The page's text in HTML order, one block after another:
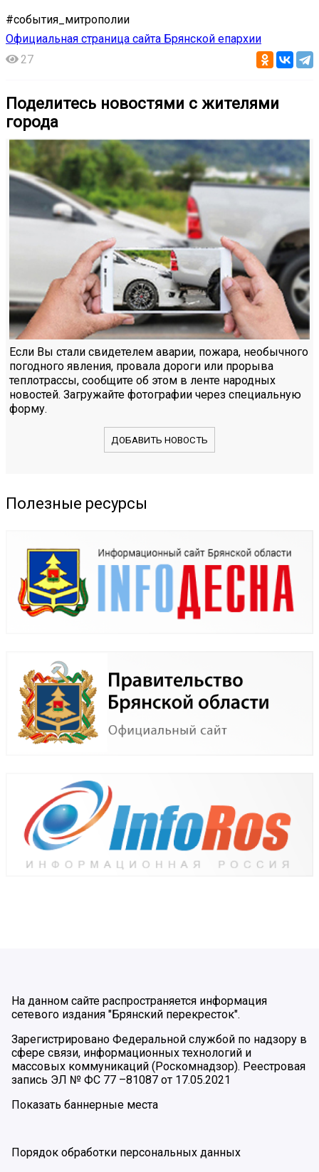
#события_митрополии
Официальная страница сайта Брянской епархии
27
Поделитесь новостями с жителями
города
Если Вы стали свидетелем аварии, пожара, необычного
погодного явления, провала дороги или прорыва
теплотрассы, сообщите об этом в ленте народных
новостей. Загружайте фотографии через специальную
форму.
ДОБАВИТЬ НОВОСТЬ
Полезные ресурсы
На данном сайте распространяется информация
сетевого издания "Брянский перекресток".
Зарегистрировано Федеральной службой по надзору в
сфере связи, информационных технологий и
массовых коммуникаций (Роскомнадзор). Реестровая
запись ЭЛ № ФС 77 –81087 от 17.05.2021
Показать баннерные места
Порядок обработки персональных данных